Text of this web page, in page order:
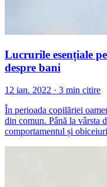
Lucrurile esențiale
despre bani
12 ian. 2022 · 3 min citire
În perioada copilăriei
din comun. Până la vârsta
comportamentul și